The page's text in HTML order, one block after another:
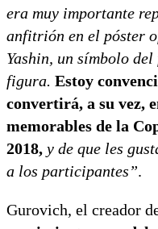
era muy importante
anfitrión en el póster
Yashin, un símbolo
figura. Estoy
convertirá, a su vez,
memorables de la
2018, y de que les
a los participantes”.
Gurovich, el creador